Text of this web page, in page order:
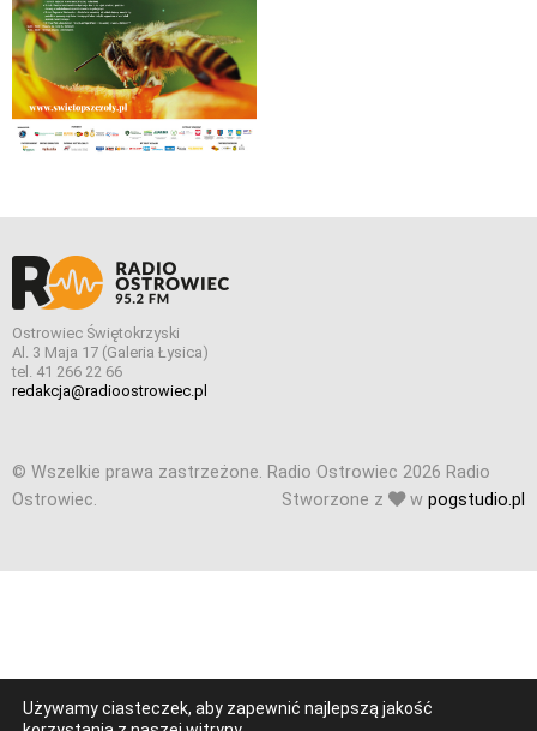
Ostrowiec Świętokrzyski
Al. 3 Maja 17 (Galeria Łysica)
tel. 41 266 22 66
redakcja@radioostrowiec.pl
© Wszelkie prawa zastrzeżone. Radio Ostrowiec 2026 Radio
Ostrowiec.
Stworzone z w pogstudio.pl
Używamy ciasteczek, aby zapewnić najlepszą jakość